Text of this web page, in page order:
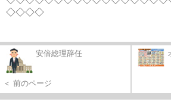
◇◇◇◇
安倍総理辞任
＜ 前のページ